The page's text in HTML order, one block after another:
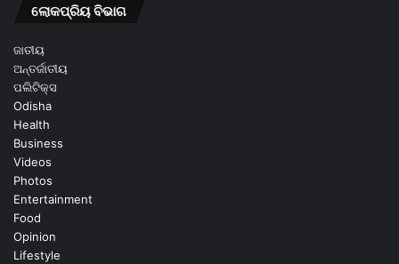
ଲୋକପ୍ରିୟ ବିଭାଗ
ଜାତୀୟ
ଅନ୍ତର୍ଜାତୀୟ
ପଲିଟିକ୍ସ
Odisha
Health
Business
Videos
Photos
Entertainment
Food
Opinion
Lifestyle